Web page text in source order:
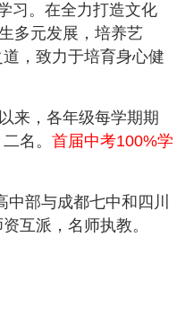
习。在全力打造文化
多元发展，培养艺
，致力于培育身心健
来，各年级每学期期
名。首届中考100%学
中部与成都七中和四川
互派，名师执教。